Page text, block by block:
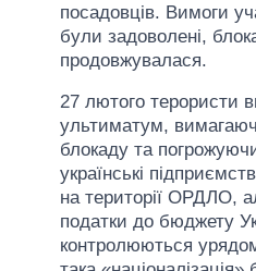
посадовців. Вимоги
були задоволені,
продовжувалася.
27 лютого терористи
ультиматум,
блокаду та
українські
на території ОРДЛО,
податки до бюджету
контролюються